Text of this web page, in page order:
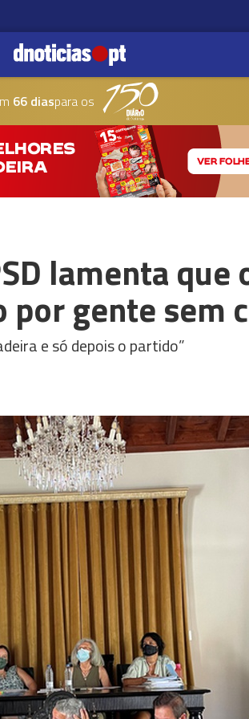
66 diaspara os
lamenta que
por gente sem
e só depois o partido”